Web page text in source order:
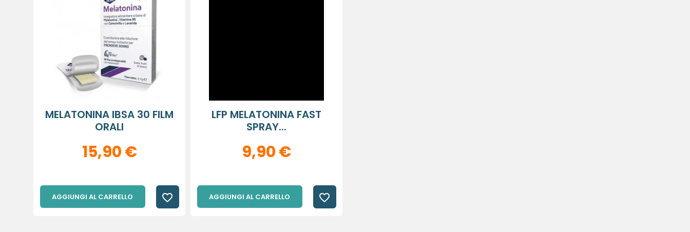
MELATONINA IBSA 30 FILM
ORALI
15,90 €
AGGIUNGI AL CARRELLO favorite_border
LFP MELATONINA FAST
SPRAY...
9,90 €
AGGIUNGI AL CARRELLO favorite_border